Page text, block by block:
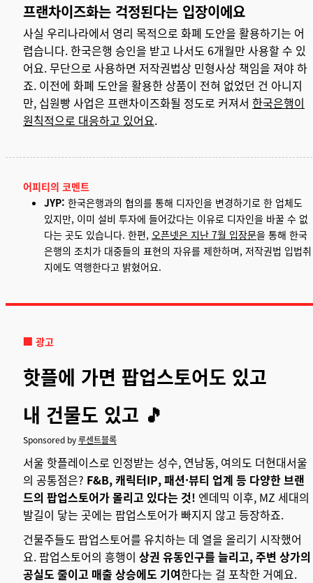
프랜차이즈화는 걱정된다는 입장이에요
사실 우리나라에서 영리 목적으로 화폐 도안을 활용하기는 어
렵습니다. 한국은행 승인을 받고 나서도 6개월만 사용할 수 있
어요. 무단으로 사용하면 저작권법상 민형사상 책임을 져야 하
죠. 이전에 화폐 도안을 활용한 상품이 전혀 없었던 건 아니지
만, 십원빵 사업은 프랜차이즈화될 정도로 커져서 한국은행이
원칙적으로 대응하고 있어요.
어피티의 코멘트
JYP: 한국은행과의 협의를 통해 디자인을 변경하기로 한 업체도
있지만, 이미 설비 투자에 들어갔다는 이유로 디자인을 바꿀 수 없
다는 곳도 있습니다. 한편, 오픈넷은 지난 7월 입장문을 통해 한국
은행의 조치가 대중들의 표현의 자유를 제한하며, 저작권법 입법취
지에도 역행한다고 밝혔어요.
🏢 광고
핫플에 가면 팝업스토어도 있고
내 건물도 있고 🎵
Sponsored by루센트블록
서울 핫플레이스로 인정받는 성수, 연남동, 여의도 더현대서울
의 공통점은? F&B, 캐릭터IP, 패션·뷰티 업계 등 다양한 브랜
드의 팝업스토어가 몰리고 있다는 것! 엔데믹 이후, MZ 세대의
발길이 닿는 곳에는 팝업스토어가 빠지지 않고 등장하죠.
건물주들도 팝업스토어를 유치하는 데 열을 올리기 시작했어
요. 팝업스토어의 흥행이 상권 유동인구를 늘리고, 주변 상가의
공실도 줄이고 매출 상승에도 기여한다는 걸 포착한 거예요.